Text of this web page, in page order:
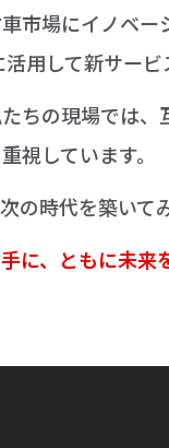
市場にイノベー
用して新サービ
ちの現場では、
視しています。
の時代を築いて
に、ともに未来